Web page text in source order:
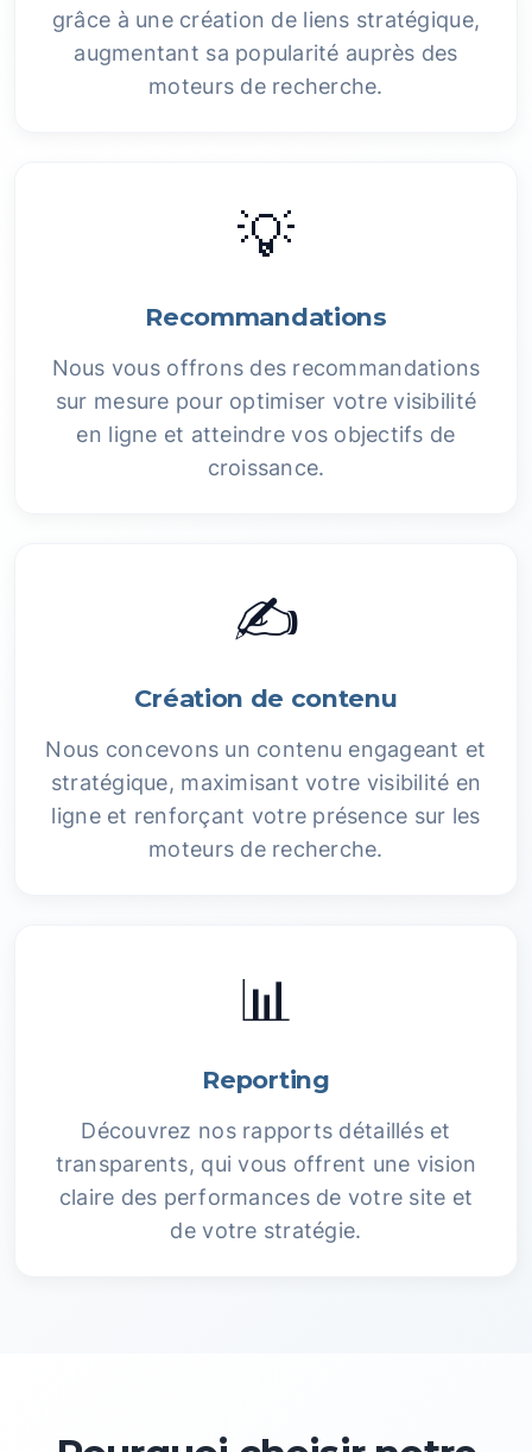
grâce à une création de liens stratégique,
augmentant sa popularité auprès des
moteurs de recherche.
💡
Recommandations
Nous vous offrons des recommandations
sur mesure pour optimiser votre visibilité
en ligne et atteindre vos objectifs de
croissance.
✍️
Création de contenu
Nous concevons un contenu engageant et
stratégique, maximisant votre visibilité en
ligne et renforçant votre présence sur les
moteurs de recherche.
📊
Reporting
Découvrez nos rapports détaillés et
transparents, qui vous offrent une vision
claire des performances de votre site et
de votre stratégie.